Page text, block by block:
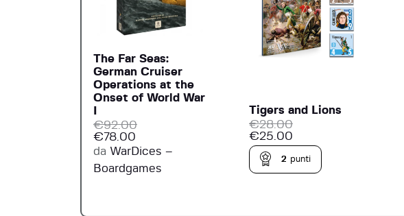
The Far Seas:
German Cruiser
Operations at the
Onset of World War
€92.00
€78.00
da WarDices –
Boardgames
Tigers and Lions
€28.00
€25.00
2 punti